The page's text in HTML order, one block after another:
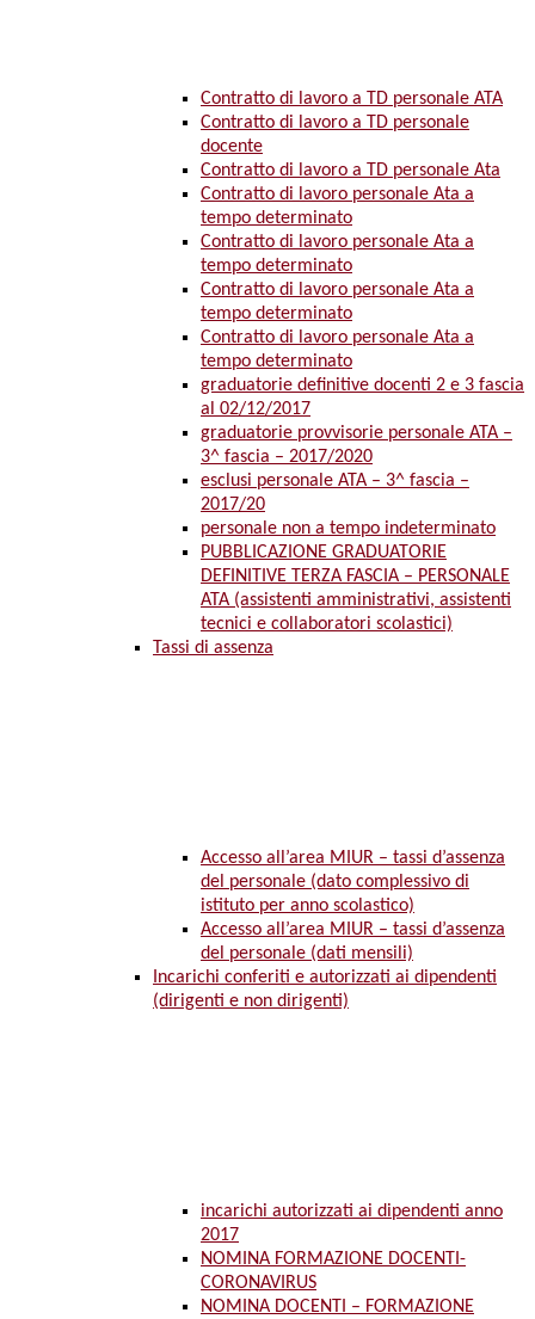
Contratto di lavoro a TD personale ATA
Contratto di lavoro a TD personale
docente
Contratto di lavoro a TD personale Ata
Contratto di lavoro personale Ata a
tempo determinato
Contratto di lavoro personale Ata a
tempo determinato
Contratto di lavoro personale Ata a
tempo determinato
Contratto di lavoro personale Ata a
tempo determinato
graduatorie definitive docenti 2 e 3 fascia
al 02/12/2017
graduatorie provvisorie personale ATA –
3^ fascia – 2017/2020
esclusi personale ATA – 3^ fascia –
2017/20
personale non a tempo indeterminato
PUBBLICAZIONE GRADUATORIE
DEFINITIVE TERZA FASCIA – PERSONALE
ATA (assistenti amministrativi, assistenti
tecnici e collaboratori scolastici)
Tassi di assenza
Accesso all’area MIUR – tassi d’assenza
del personale (dato complessivo di
istituto per anno scolastico)
Accesso all’area MIUR – tassi d’assenza
del personale (dati mensili)
Incarichi conferiti e autorizzati ai dipendenti
(dirigenti e non dirigenti)
incarichi autorizzati ai dipendenti anno
2017
NOMINA FORMAZIONE DOCENTI-
CORONAVIRUS
NOMINA DOCENTI – FORMAZIONE